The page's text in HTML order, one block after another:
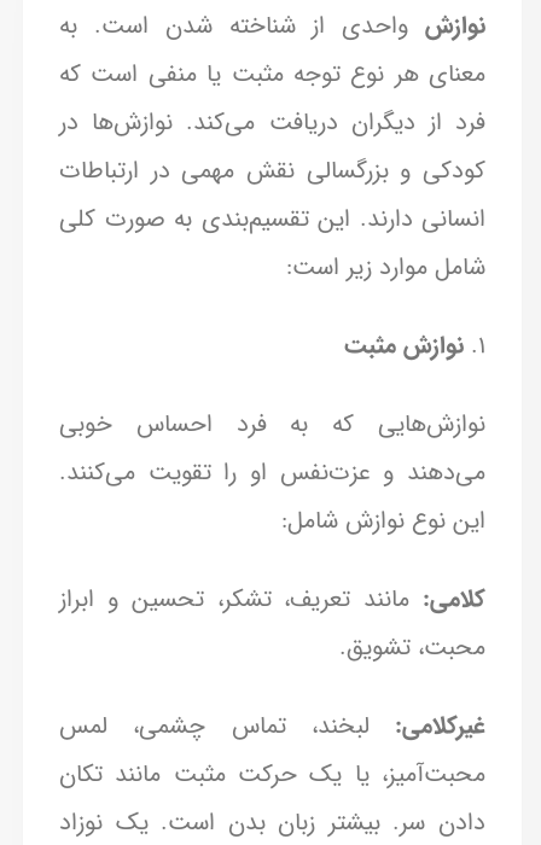
نوازش واحدی از شناخته شدن است. به
معنای هر نوع توجه مثبت یا منفی است که
فرد از دیگران دریافت می‌کند. نوازش‌ها در
کودکی و بزرگسالی نقش مهمی در ارتباطات
انسانی دارند. این تقسیم‌بندی به صورت کلی
شامل موارد زیر است:
۱. نوازش مثبت
نوازش‌هایی که به فرد احساس خوبی
می‌دهند و عزت‌نفس او را تقویت می‌کنند.
این نوع نوازش شامل:
کلامی: مانند تعریف، تشکر، تحسین و ابراز
محبت، تشویق.
غیرکلامی: لبخند، تماس چشمی، لمس
محبت‌آمیز، یا یک حرکت مثبت مانند تکان
دادن سر. بیشتر زبان بدن است. یک نوزاد